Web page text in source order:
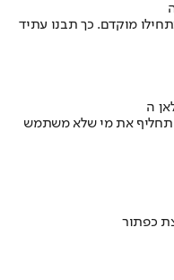
מוקדם. כך תבנו עתיד
תחליף את מי שלא משתמש
כפתור